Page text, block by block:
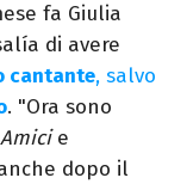
fa Giulia
di avere
cantante, salvo
. "Ora sono
Amicie
dopo il